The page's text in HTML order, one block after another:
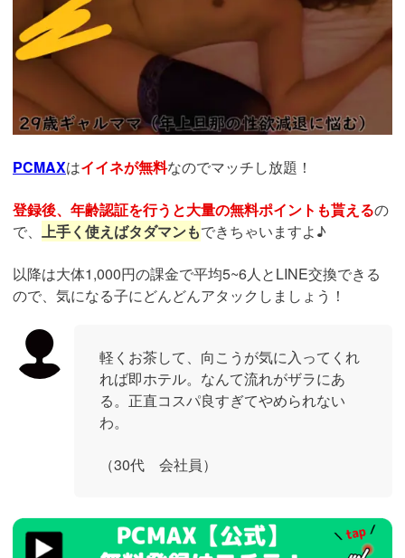
PCMAXはイイネが無料なのでマッチし放題！
登録後、年齢認証を行うと大量の無料ポイントも貰えるの
で、 上手く使えばタダマンもできちゃいますよ♪
以降は大体1,000円の課金で平均5~6人とLINE交換できる
ので、気になる子にどんどんアタックしましょう！
軽くお茶して、向こうが気に入ってくれ
れば即ホテル。なんて流れがザラにあ
る。正直コスパ良すぎてやめられない
わ。
（30代 会社員）
https://pcmax.jp/lp/?
ad_id=rm327007